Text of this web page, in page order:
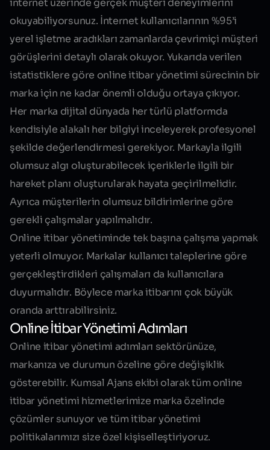
internet üzerinde gerçek müşteri deneyimlerini
okuyabiliyorsunuz. İnternet kullanıcılarının %95’i
yerel işletme aradıkları zamanlarda çevrimiçi müşteri
görüşlerini detaylı olarak okuyor. Yukarıda verilen
istatistiklere göre online itibar yönetimi sürecinin bir
marka için ne kadar önemli olduğu ortaya çıkıyor.
Her marka dijital dünyada her türlü platformda
kendisiyle alakalı her bilgiyi inceleyerek profesyonel
şekilde değerlendirmesi gerekiyor. Markayla ilgili
olumsuz algı oluşturabilecek içeriklerle ilgili bir
hareket planı oluşturularak hayata geçirilmelidir.
Ayrıca müşterilerin olumsuz bildirimlerine göre
gerekli çalışmalar yapılmalıdır.
Online itibar yönetiminde tek başına çalışma yapmak
yeterli olmuyor. Markalar kullanıcı taleplerine göre
gerçekleştirdikleri çalışmaları da kullanıcılara
duyurmalıdır. Böylece marka itibarını çok büyük
oranda arttırabilirsiniz.
Online İtibar Yönetimi Adımları
Online itibar yönetimi adımları sektörünüze,
markanıza ve durumun özeline göre değişiklik
gösterebilir. Kumsal Ajans ekibi olarak tüm online
itibar yönetimi hizmetlerimize marka özelinde
çözümler sunuyor ve tüm itibar yönetimi
politikalarımızı size özel kişiselleştiriyoruz.